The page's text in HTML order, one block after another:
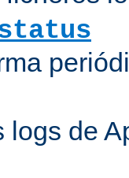
logs de